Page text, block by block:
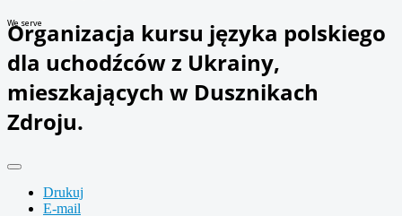
We serve
Organizacja kursu języka polskiego
dla uchodźców z Ukrainy,
mieszkających w Dusznikach
Zdroju.
Drukuj
E-mail